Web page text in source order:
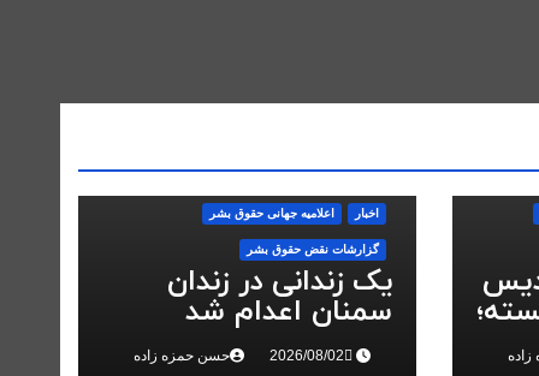
اخبار اعلاميه جهانی حقوق بشر
گزارشات نقض حقوق بشر
یک زندانی در زندان
سمنان اعدام شد
حسن حمزه زاده